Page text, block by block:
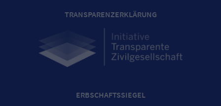
TRANSPARENZERKLÄRUNG
ERBSCHAFTSSIEGEL